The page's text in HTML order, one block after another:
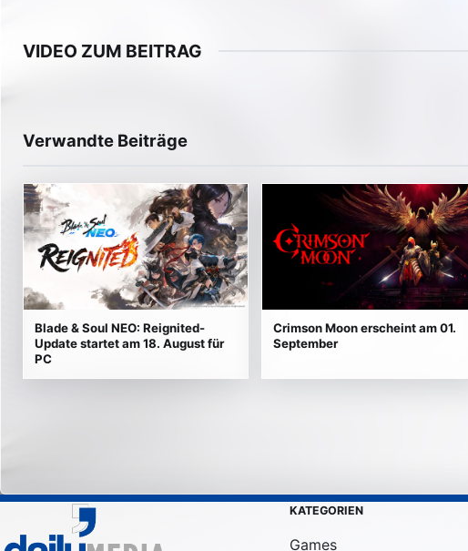
VIDEO ZUM BEITRAG
Verwandte Beiträge
Blade & Soul NEO: Reignited-
Update startet am 18. August für
PC
Crimson Moon erscheint am 01.
September
KATEGORIEN
Games